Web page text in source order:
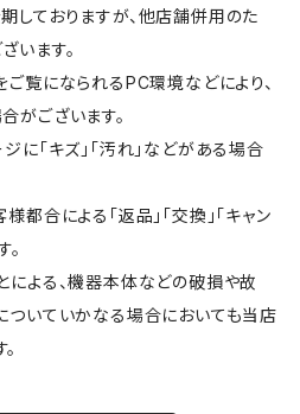
ておりますが、他店舗併用のた
います。
覧になられるPC環境などにより、
がございます。
に「キズ」「汚れ」などがある場合
合による「返品」「交換」「キャン
よる、機器本体などの破損や故
ついていかなる場合においても当店